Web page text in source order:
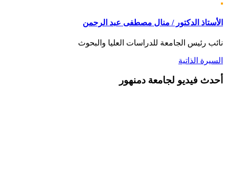
الأستاذ الدكتور / منال مصطفى عبد الرحمن
نائب رئيس الجامعة للدراسات العليا والبحوث
السيرة الذاتية
أحدث فيديو لجامعة دمنهور